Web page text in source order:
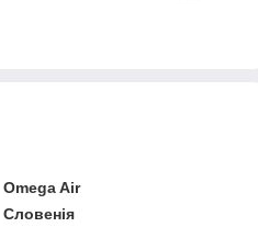
Omega Air
Словенія